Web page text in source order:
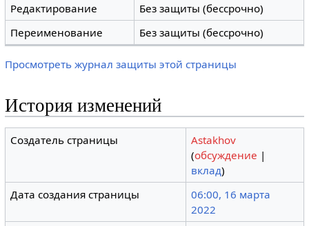
Редактирование
Без защиты (бессрочно)
Переименование
Без защиты (бессрочно)
Просмотреть журнал защиты этой страницы
История изменений
Создатель страницы
Astakhov
(обсуждение |
вклад)
Дата создания страницы
06:00, 16 марта
2022